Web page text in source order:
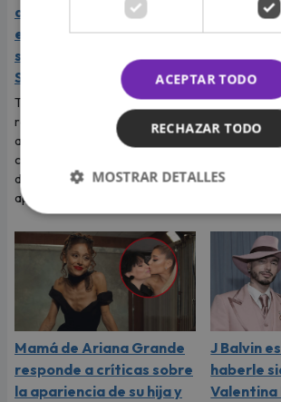
de la agrupación
expresaron su apoyo y
solidaridad con Naldy
Saldaña
Tras la fuerte denuncia que
realizó su excompañera y
amiga Naldy Saldaña, los
cantantes de La Bella Luz
decidieron expresarle su
apoyo.
Málaga y
Saldaña
Tras la
reveló la
Saldaña, las
apoyo a su
Mamá de Ariana Grande
responde a críticas sobre
la apariencia de su hija y
J Balvin
haberle
ACEPTAR TODO
RECHAZAR TODO
MOSTRAR DETALLES